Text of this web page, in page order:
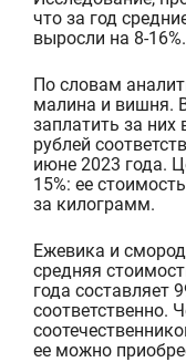
что за год
выросли на 8-16
По словам
малина и вишня.
заплатить за них
рублей
июне 2023 года.
15%: ее
за килограмм.
Ежевика и
средняя
года составляет
соответственно.
ее можно